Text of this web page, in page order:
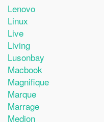
Lenovo
Linux
Live
Living
Lusonbay
Macbook
Magnifique
Marque
Marrage
Medion